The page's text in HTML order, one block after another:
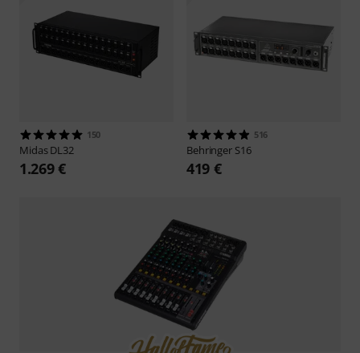
150
MidasDL32
1.269 €
516
Behringer S16
419 €